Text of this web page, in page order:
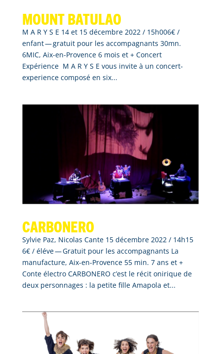
Mount Batulao
M A R Y S E 14 et 15 décembre 2022 / 15h006€ /
enfant — gratuit pour les accompagnants 30mn.
6MIC, Aix-en-Provence 6 mois et + Concert
Expérience M A R Y S E vous invite à un concert-
experience composé en six...
Carbonero
Sylvie Paz, Nicolas Cante 15 décembre 2022 / 14h15
6€ / éléve — Gratuit pour les accompagnants La
manufacture, Aix-en-Provence 55 min. 7 ans et +
Conte électro CARBONERO c’est le récit onirique de
deux personnages : la petite fille Amapola et...